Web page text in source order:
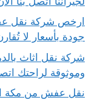
جودة بأسعار لا
وموثوقة لراحتك